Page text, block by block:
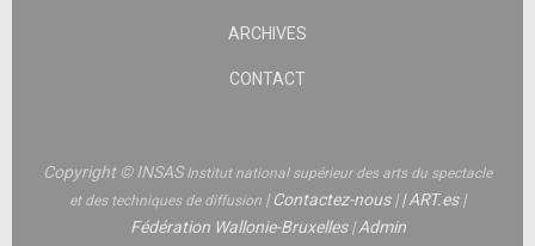
ARCHIVES
CONTACT
Copyright © INSASInstitut national supérieur des arts du spectacle
et des techniques de diffusion |Contactez-nous||ART.es|
Fédération Wallonie-Bruxelles|Admin